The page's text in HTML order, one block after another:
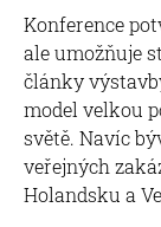
Konference
ale umožňuje
články
model velkou
světě. Navíc
veřejných
Holandsku a